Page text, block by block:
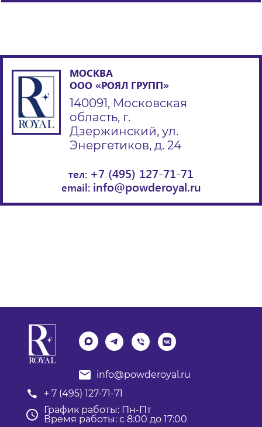
МОСКВА
ООО «РОЯЛ ГРУПП»
140091, Московская
область, г.
Дзержинский, ул.
Энергетиков, д. 24
тел: +7 (495) 127-71-71
email: info@powderoyal.ru
info@powderoyal.ru
+ 7 (495) 127-71-71
График работы: Пн-Пт
Время работы: с 8:00 до 17:00